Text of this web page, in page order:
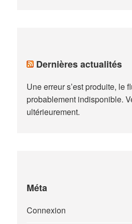
Dernières actualités
Une erreur s’est produite, le
probablement indisponible.
ultérieurement.
Méta
Connexion